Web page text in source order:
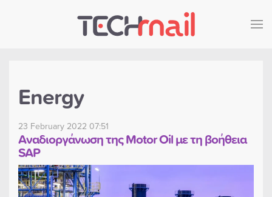
Skip to main content
Energy
23 February 2022 07:51
Αναδιοργάνωση της Motor Oil με τη βοήθεια
SAP